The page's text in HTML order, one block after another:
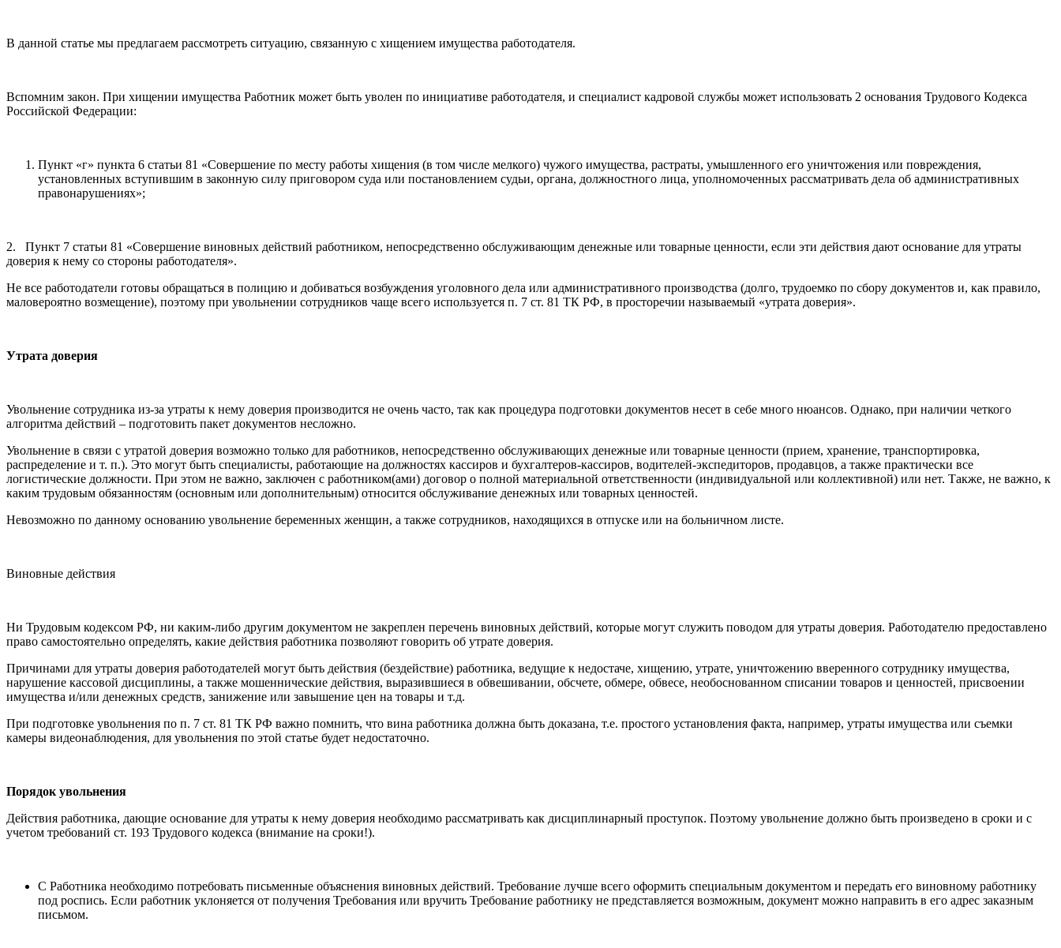
В данной статье мы предлагаем рассмотреть ситуацию, связанную с хищением имущества работодателя.
Вспомним закон. При хищении имущества Работник может быть уволен по инициативе работодателя, и специалист кадровой службы может использовать 2 основания Трудового Кодекса
Российской Федерации:
Пункт «г» пункта 6 статьи 81 «Совершение по месту работы хищения (в том числе мелкого) чужого имущества, растраты, умышленного его уничтожения или повреждения,
установленных вступившим в законную силу приговором суда или постановлением судьи, органа, должностного лица, уполномоченных рассматривать дела об административных
правонарушениях»;
2. Пункт 7 статьи 81 «Совершение виновных действий работником, непосредственно обслуживающим денежные или товарные ценности, если эти действия дают основание для утраты
доверия к нему со стороны работодателя».
Не все работодатели готовы обращаться в полицию и добиваться возбуждения уголовного дела или административного производства (долго, трудоемко по сбору документов и, как правило,
маловероятно возмещение), поэтому при увольнении сотрудников чаще всего используется п. 7 ст. 81 ТК РФ, в просторечии называемый «утрата доверия».
Утрата доверия
Увольнение сотрудника из-за утраты к нему доверия производится не очень часто, так как процедура подготовки документов несет в себе много нюансов. Однако, при наличии четкого
алгоритма действий – подготовить пакет документов несложно.
Увольнение в связи с утратой доверия возможно только для работников, непосредственно обслуживающих денежные или товарные ценности (прием, хранение, транспортировка,
распределение и т. п.). Это могут быть специалисты, работающие на должностях кассиров и бухгалтеров-кассиров, водителей-экспедиторов, продавцов, а также практически все
логистические должности. При этом не важно, заключен с работником(ами) договор о полной материальной ответственности (индивидуальной или коллективной) или нет. Также, не важно, к
каким трудовым обязанностям (основным или дополнительным) относится обслуживание денежных или товарных ценностей.
Невозможно по данному основанию увольнение беременных женщин, а также сотрудников, находящихся в отпуске или на больничном листе.
Виновные действия
Ни Трудовым кодексом РФ, ни каким-либо другим документом не закреплен перечень виновных действий, которые могут служить поводом для утраты доверия. Работодателю предоставлено
право самостоятельно определять, какие действия работника позволяют говорить об утрате доверия.
Причинами для утраты доверия работодателей могут быть действия (бездействие) работника, ведущие к недостаче, хищению, утрате, уничтожению вверенного сотруднику имущества,
нарушение кассовой дисциплины, а также мошеннические действия, выразившиеся в обвешивании, обсчете, обмере, обвесе, необоснованном списании товаров и ценностей, присвоении
имущества и/или денежных средств, занижение или завышение цен на товары и т.д.
При подготовке увольнения по п. 7 ст. 81 ТК РФ важно помнить, что вина работника должна быть доказана, т.е. простого установления факта, например, утраты имущества или съемки
камеры видеонаблюдения, для увольнения по этой статье будет недостаточно.
Порядок увольнения
Действия работника, дающие основание для утраты к нему доверия необходимо рассматривать как дисциплинарный проступок. Поэтому увольнение должно быть произведено в сроки и с
учетом требований ст. 193 Трудового кодекса (внимание на сроки!).
С Работника необходимо потребовать письменные объяснения виновных действий. Требование лучше всего оформить специальным документом и передать его виновному работнику
под роспись. Если работник уклоняется от получения Требования или вручить Требование работнику не представляется возможным, документ можно направить в его адрес заказным
письмом.